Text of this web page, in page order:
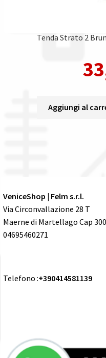
Tenda Strato 2
Aggiungi al
VeniceShop | Felm s.r.l.
Via Circonvallazione 28 T
Maerne di Martellago Cap
04695460271
Telefono :+390414581139